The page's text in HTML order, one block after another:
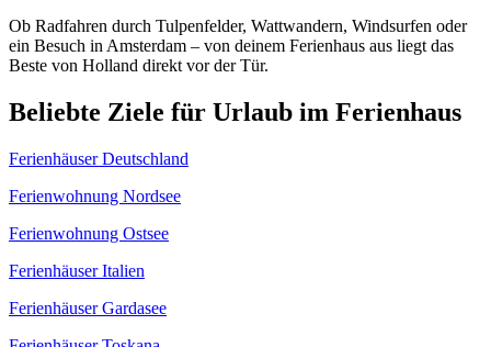
Ob Radfahren durch Tulpenfelder, Wattwandern, Windsurfen oder
ein Besuch in Amsterdam – von deinem Ferienhaus aus liegt das
Beste von Holland direkt vor der Tür.
Beliebte Ziele für Urlaub im Ferienhaus
Ferienhäuser Deutschland
Ferienwohnung Nordsee
Ferienwohnung Ostsee
Ferienhäuser Italien
Ferienhäuser Gardasee